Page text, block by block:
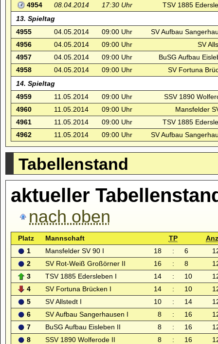
4954 08.04.2014 17:30 Uhr
TSV 1885
13. Spieltag
4955
04.05.2014 09:00 Uhr
SV Aufbau
4956
04.05.2014 09:00 Uhr
SV
4957
04.05.2014 09:00 Uhr
BuSG Aufbau
4958
04.05.2014 09:00 Uhr
SV Fortuna
14. Spieltag
4959
11.05.2014 09:00 Uhr
SSV 1890
4960
11.05.2014 09:00 Uhr
Mansfelder
4961
11.05.2014 09:00 Uhr
TSV 1885
4962
11.05.2014 09:00 Uhr SV Aufbau
Tabellenstand
aktueller
nach oben
Platz Mannschaft TP
Anz
1
Mansfelder SV 90 I 18 : 6
2
SV Rot-Weiß Großörner II 16 : 8
3
TSV 1885 Edersleben I 14 : 10
4
SV Fortuna Brücken I 14 : 10
5
SV Allstedt I 10 : 14
6
SV Aufbau Sangerhausen I 8 : 16
7
BuSG Aufbau Eisleben II 8 : 16
8
SSV 1890 Wolferode II 8 : 16